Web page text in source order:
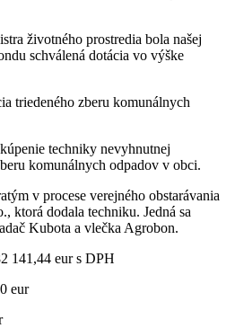
životného prostredia bola našej
schválená dotácia vo výške
triedeného zberu komunálnych
techniky nevyhnutnej
komunálnych odpadov v obci.
v procese verejného obstarávania
ktorá dodala techniku. Jedná sa
Kubota a vlečka Agrobon.
141,44 eur s DPH
eur